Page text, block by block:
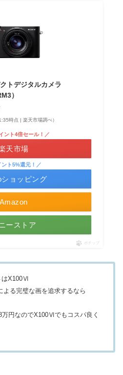
トデジタルカメラ
）
時点 | 楽天市場調べ）
Amazon
ント4倍セール！／
天市場
ント5%還元！／
ショッピング
ーストア
ポチップ
はX100Ⅵ
よる完璧な画を追求するなら
万円なのでX100Ⅵでもコスパ良く